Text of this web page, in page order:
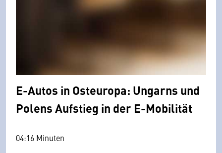
E-Autos in Osteuropa: Ungarns und
Polens Aufstieg in der E-Mobilität
04:16 Minuten